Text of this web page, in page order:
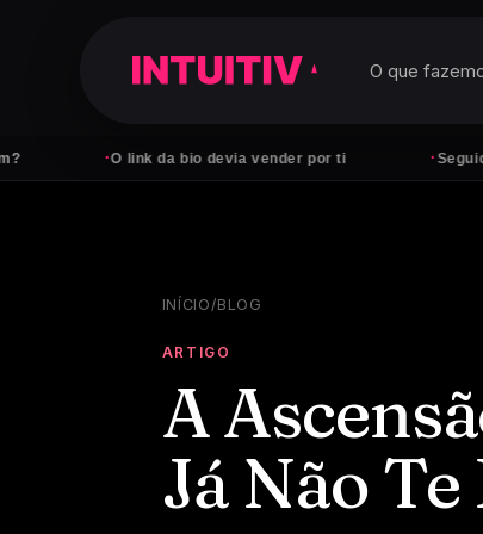
O link da bio devia vender por ti
O que
INÍCIO/BLOG
ARTIGO
A
Já Não